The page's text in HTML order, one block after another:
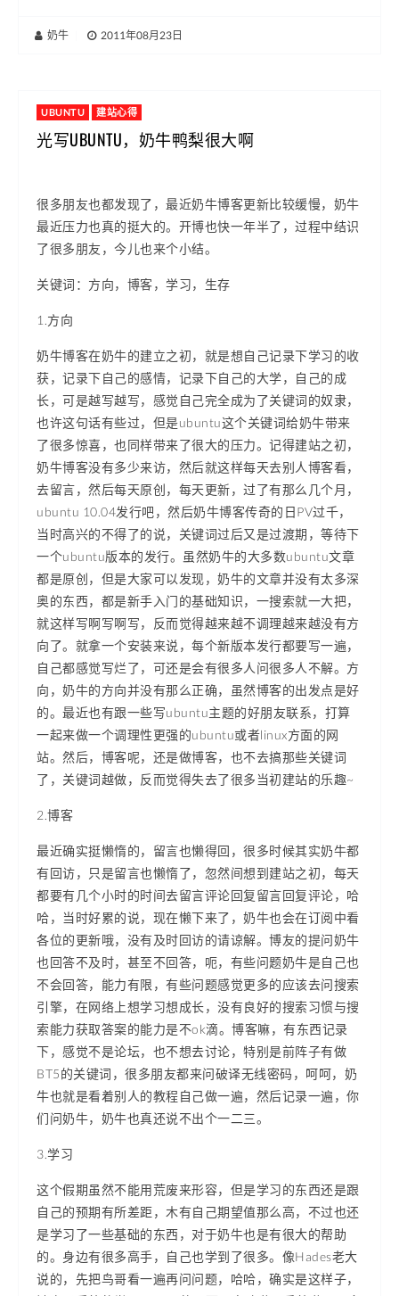
奶牛 2011年08月23日
UBUNTU 建站心得
光写UBUNTU，奶牛鸭梨很大啊
很多朋友也都发现了，最近奶牛博客更新比较缓慢，奶牛
最近压力也真的挺大的。开博也快一年半了，过程中结识
了很多朋友，今儿也来个小结。
关键词：方向，博客，学习，生存
1.方向
奶牛博客在奶牛的建立之初，就是想自己记录下学习的收
获，记录下自己的感情，记录下自己的大学，自己的成
长，可是越写越写，感觉自己完全成为了关键词的奴隶，
也许这句话有些过，但是ubuntu这个关键词给奶牛带来
了很多惊喜，也同样带来了很大的压力。记得建站之初，
奶牛博客没有多少来访，然后就这样每天去别人博客看，
去留言，然后每天原创，每天更新，过了有那么几个月，
ubuntu 10.04发行吧，然后奶牛博客传奇的日PV过千，
当时高兴的不得了的说，关键词过后又是过渡期，等待下
一个ubuntu版本的发行。虽然奶牛的大多数ubuntu文章
都是原创，但是大家可以发现，奶牛的文章并没有太多深
奥的东西，都是新手入门的基础知识，一搜索就一大把，
就这样写啊写啊写，反而觉得越来越不调理越来越没有方
向了。就拿一个安装来说，每个新版本发行都要写一遍，
自己都感觉写烂了，可还是会有很多人问很多人不解。方
向，奶牛的方向并没有那么正确，虽然博客的出发点是好
的。最近也有跟一些写ubuntu主题的好朋友联系，打算
一起来做一个调理性更强的ubuntu或者linux方面的网
站。然后，博客呢，还是做博客，也不去搞那些关键词
了，关键词越做，反而觉得失去了很多当初建站的乐趣~
2.博客
最近确实挺懒惰的，留言也懒得回，很多时候其实奶牛都
有回访，只是留言也懒惰了，忽然间想到建站之初，每天
都要有几个小时的时间去留言评论回复留言回复评论，哈
哈，当时好累的说，现在懒下来了，奶牛也会在订阅中看
各位的更新哦，没有及时回访的请谅解。博友的提问奶牛
也回答不及时，甚至不回答，呃，有些问题奶牛是自己也
不会回答，能力有限，有些问题感觉更多的应该去问搜索
引擎，在网络上想学习想成长，没有良好的搜索习惯与搜
索能力获取答案的能力是不ok滴。博客嘛，有东西记录
下，感觉不是论坛，也不想去讨论，特别是前阵子有做
BT5的关键词，很多朋友都来问破译无线密码，呵呵，奶
牛也就是看着别人的教程自己做一遍，然后记录一遍，你
们问奶牛，奶牛也真还说不出个一二三。
3.学习
这个假期虽然不能用荒废来形容，但是学习的东西还是跟
自己的预期有所差距，木有自己期望值那么高，不过也还
是学习了一些基础的东西，对于奶牛也是有很大的帮助
的。身边有很多高手，自己也学到了很多。像Hades老大
说的，先把鸟哥看一遍再问问题，哈哈，确实是这样子，